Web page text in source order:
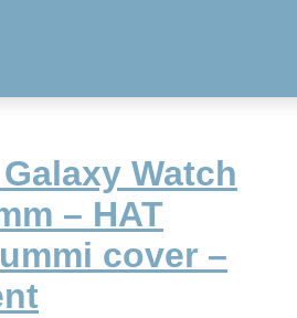
Watch
– HAT
cover –